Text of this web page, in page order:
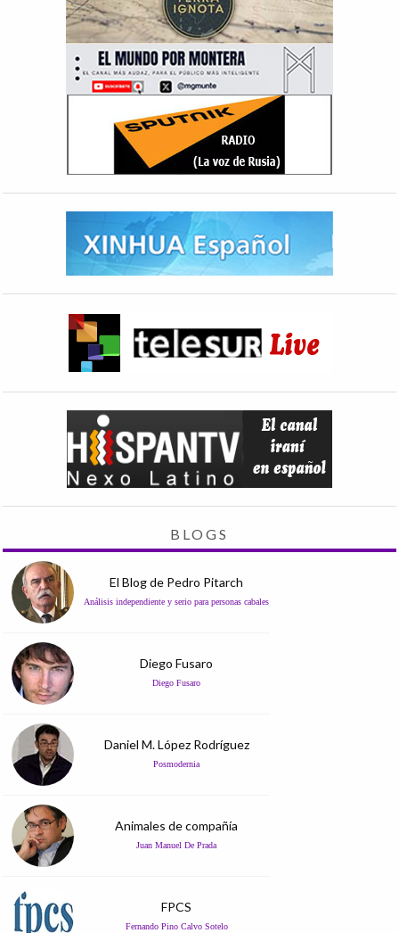
BLOGS
El Blog de Pedro Pitarch
Análisis independiente y serio para personas cabales
Diego Fusaro
Diego Fusaro
Daniel M. López Rodríguez
Posmodernia
Animales de compañía
Juan Manuel De Prada
FPCS
Fernando Pino Calvo Sotelo